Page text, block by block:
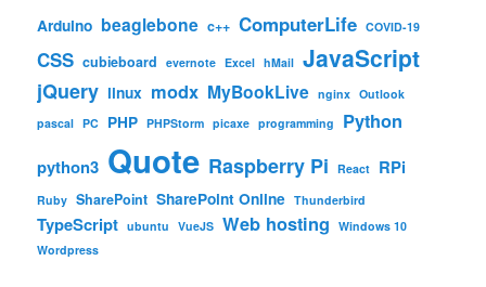
Arduino beaglebone c++ ComputerLife COVID-19
CSS cubieboard evernote Excel hMail JavaScript
jQuery linux modx MyBookLive nginx Outlook
pascal PC PHP PHPStorm picaxe programming Python
python3 Quote Raspberry Pi React RPi
Ruby SharePoint SharePoint Online Thunderbird
TypeScript ubuntu VueJS Web hosting
Windows 10
Wordpress